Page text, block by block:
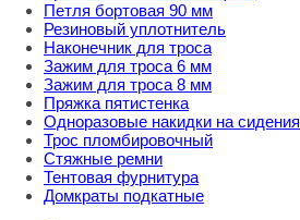
Петля бортовая 90 мм
Резиновый уплотнитель
Наконечник для троса
Зажим для троса 6 мм
Зажим для троса 8 мм
Пряжка пятистенка
Одноразовые накидки на сидения
Трос пломбировочный
Стяжные ремни
Тентовая фурнитура
Домкраты подкатные